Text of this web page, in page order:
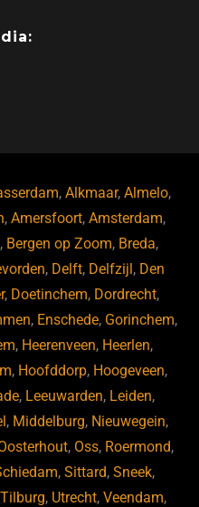
,Alkmaar,Almelo,
,Amersfoort,Amsterdam,
, Bergen op Zoom, Breda,
, Delft, Delfzijl , Den
, Doetinchem, Dordrecht,
, Enschede, Gorinchem,
, Heerenveen, Heerlen,
, Hoofddorp, Hoogeveen,
, Leeuwarden, Leiden,
, Middelburg, Nieuwegein,
, Oss, Roermond,
, Sittard, Sneek,
Tilburg, Utrecht,Veendam,